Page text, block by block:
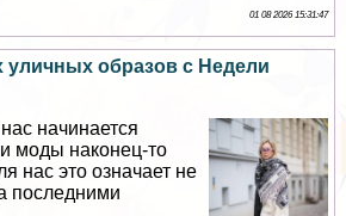
01 08 2026 15:31:47
уличных образов с Недели
начинается
моды наконец-то
нас это означает не
последними